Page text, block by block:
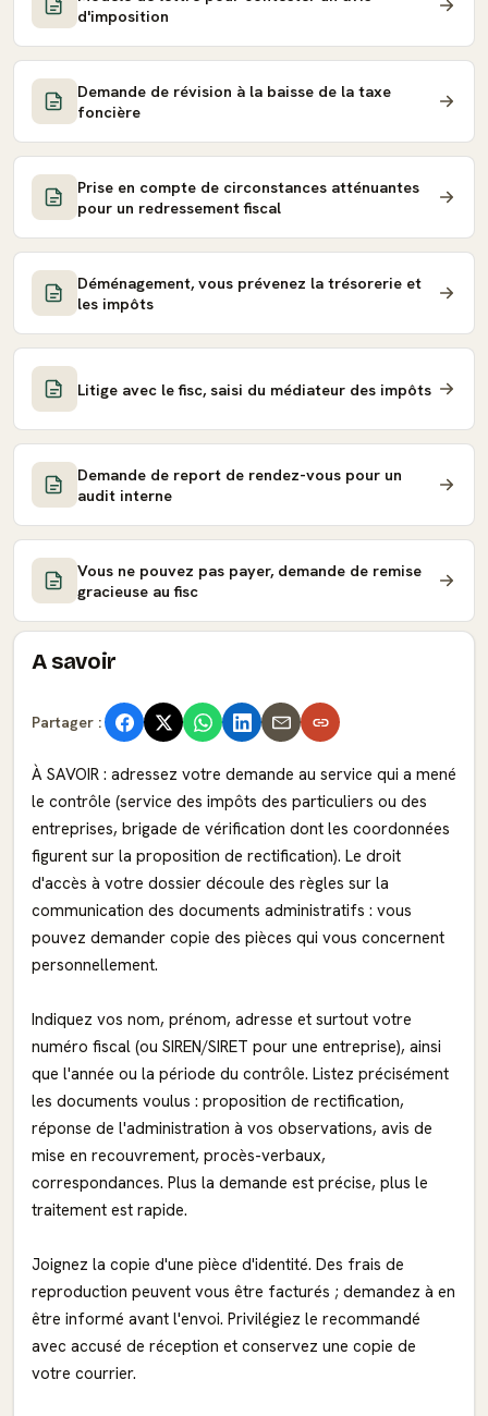
d'imposition
Demande de révision à la baisse de la taxe
foncière
Prise en compte de circonstances atténuantes
pour un redressement fiscal
Déménagement, vous prévenez la trésorerie et
les impôts
Litige avec le fisc, saisi du médiateur des impôts
Demande de report de rendez-vous pour un
audit interne
Vous ne pouvez pas payer, demande de remise
gracieuse au fisc
A savoir
Partager :
À SAVOIR : adressez votre demande au service qui a mené
le contrôle (service des impôts des particuliers ou des
entreprises, brigade de vérification dont les coordonnées
figurent sur la proposition de rectification). Le droit
d'accès à votre dossier découle des règles sur la
communication des documents administratifs : vous
pouvez demander copie des pièces qui vous concernent
personnellement.
Indiquez vos nom, prénom, adresse et surtout votre
numéro fiscal (ou SIREN/SIRET pour une entreprise), ainsi
que l'année ou la période du contrôle. Listez précisément
les documents voulus : proposition de rectification,
réponse de l'administration à vos observations, avis de
mise en recouvrement, procès-verbaux,
correspondances. Plus la demande est précise, plus le
traitement est rapide.
Joignez la copie d'une pièce d'identité. Des frais de
reproduction peuvent vous être facturés ; demandez à en
être informé avant l'envoi. Privilégiez le recommandé
avec accusé de réception et conservez une copie de
votre courrier.